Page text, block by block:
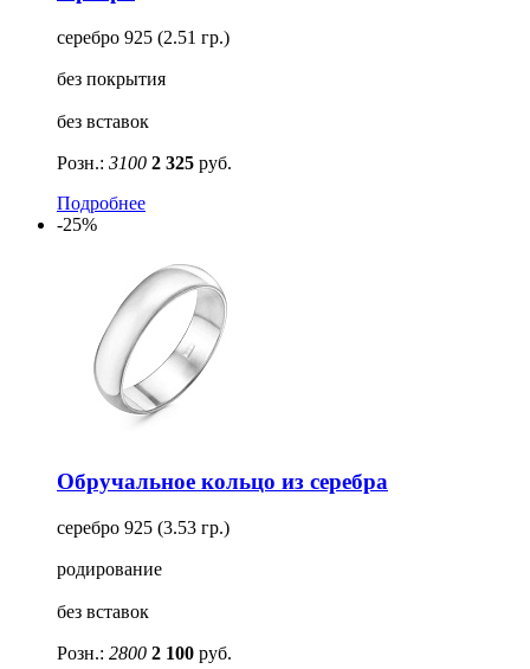
серебро 925 (2.51 гр.)
без покрытия
без вставок
Розн.: 3100 2 325 руб.
Подробнее
-25%
Обручальное кольцо из серебра
серебро 925 (3.53 гр.)
родирование
без вставок
Розн.: 2800 2 100 руб.